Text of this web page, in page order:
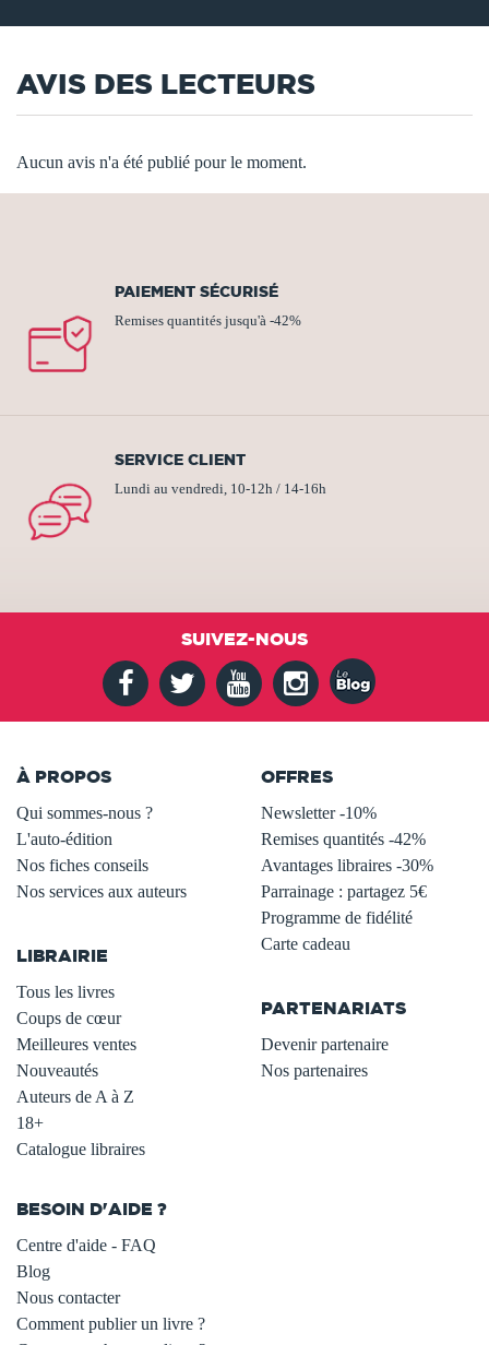
AVIS DES LECTEURS
Aucun avis n'a été publié pour le moment.
PAIEMENT SÉCURISÉ
Remises quantités jusqu'à -42%
SERVICE CLIENT
Lundi au vendredi, 10-12h / 14-16h
SUIVEZ-NOUS
À PROPOS
Qui sommes-nous ?
L'auto-édition
Nos fiches conseils
Nos services aux auteurs
LIBRAIRIE
Tous les livres
Coups de cœur
Meilleures ventes
Nouveautés
Auteurs de A à Z
18+
Catalogue libraires
OFFRES
Newsletter -10%
Remises quantités -42%
Avantages libraires -30%
Parrainage : partagez 5€
Programme de fidélité
Carte cadeau
PARTENARIATS
Devenir partenaire
Nos partenaires
BESOIN D'AIDE ?
Centre d'aide - FAQ
Blog
Nous contacter
Comment publier un livre ?